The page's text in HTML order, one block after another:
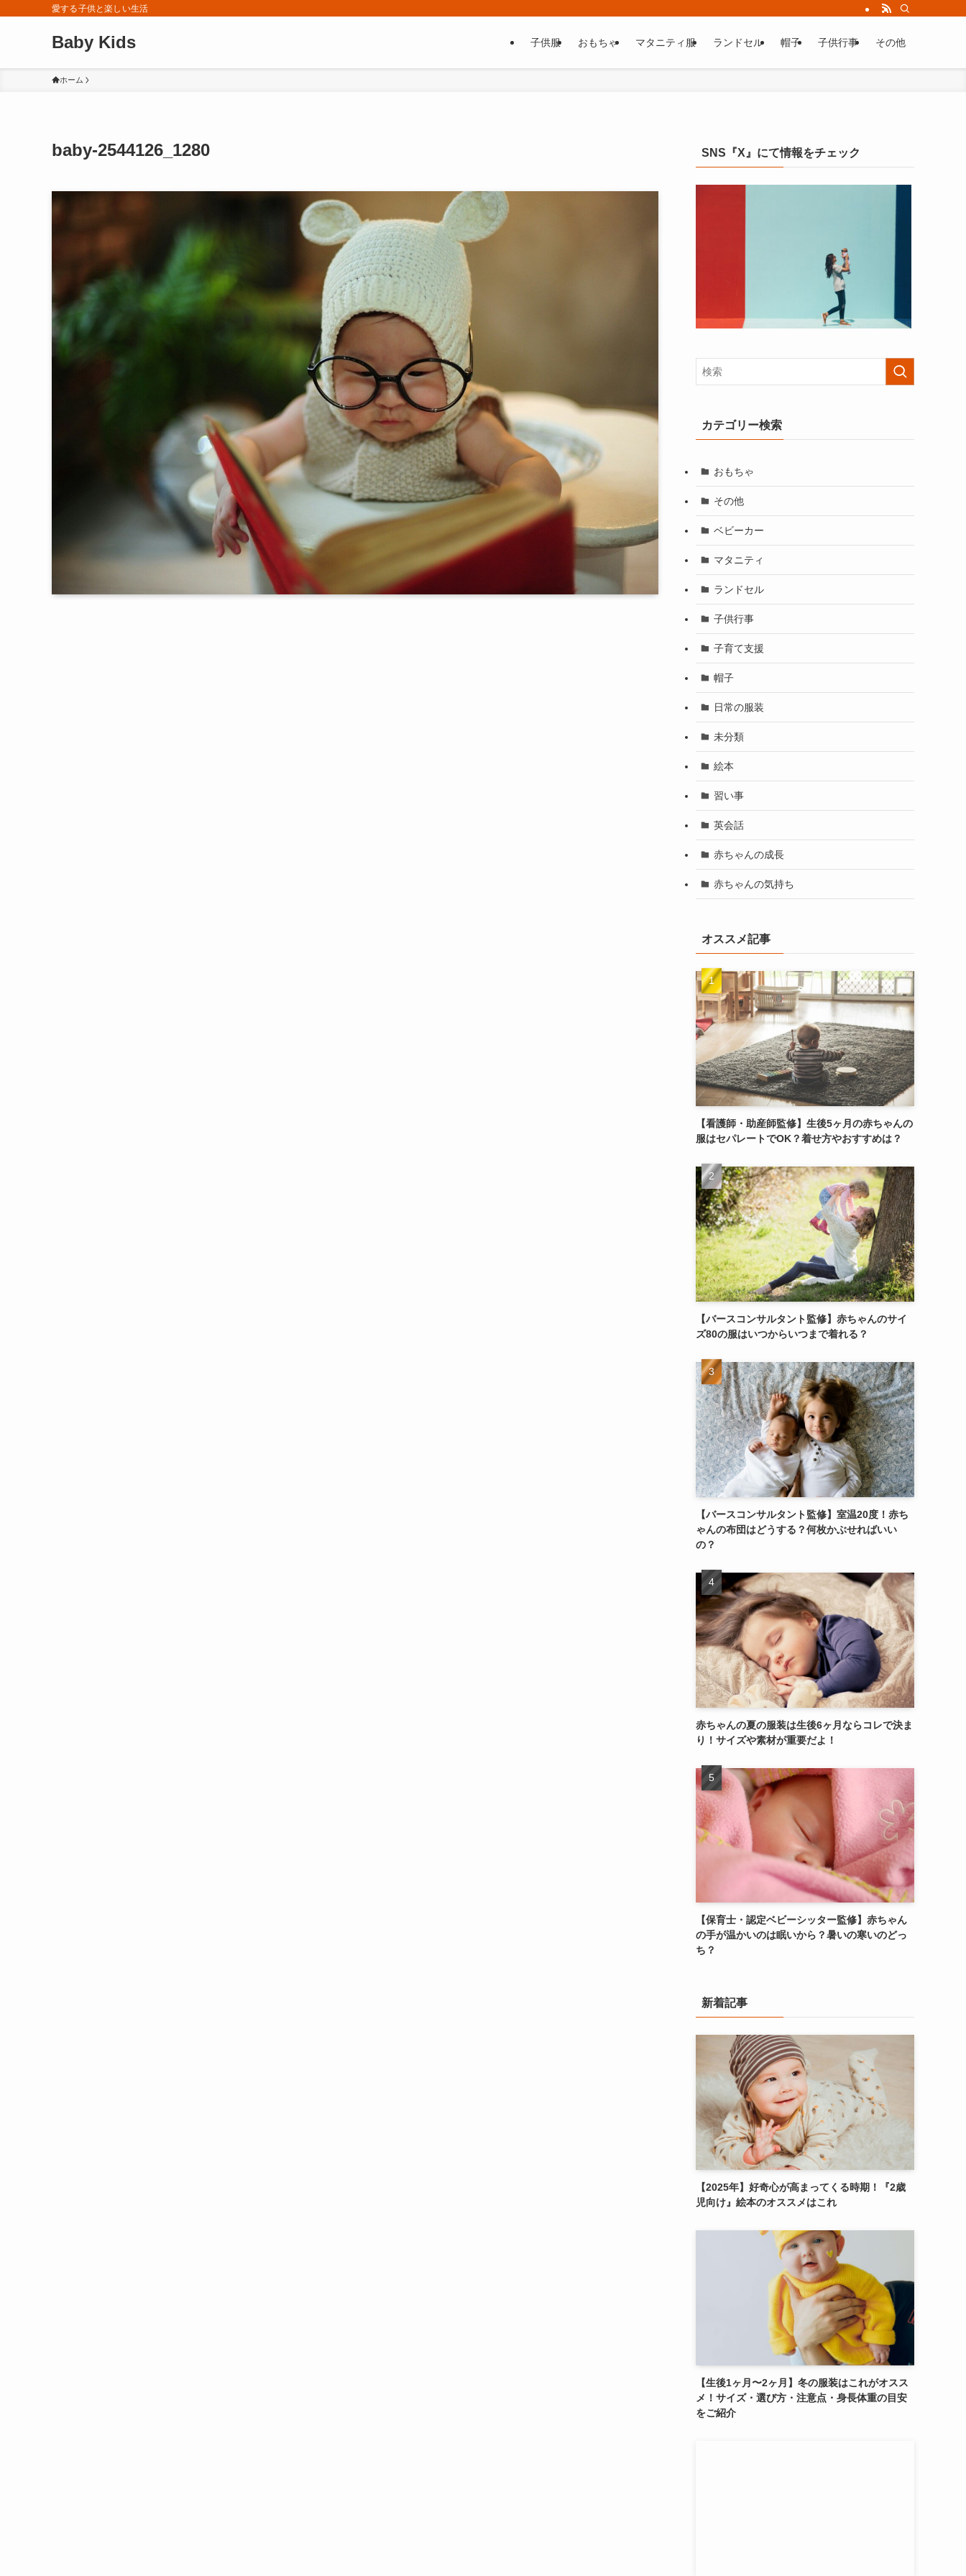
愛する子供と楽しい生活
Baby Kids 子供服 おもちゃ マタニティ服 ランドセル 帽子 子供行事 その他
ホーム
baby-2544126_1280 SNS『X』にて情報をチェック
カテゴリー検索
おもちゃ
その他
ベビーカー
マタニティ
ランドセル
子供行事
子育て支援
帽子
日常の服装
未分類
絵本
習い事
英会話
赤ちゃんの成長
赤ちゃんの気持ち
オススメ記事
【看護師・助産師監修】生後5ヶ月の赤ちゃんの
服はセパレートでOK？着せ方やおすすめは？
【バースコンサルタント監修】赤ちゃんのサイ
ズ80の服はいつからいつまで着れる？
【バースコンサルタント監修】室温20度！赤ち
ゃんの布団はどうする？何枚かぶせればいい
の？
赤ちゃんの夏の服装は生後6ヶ月ならコレで決ま
り！サイズや素材が重要だよ！
【保育士・認定ベビーシッター監修】赤ちゃん
の手が温かいのは眠いから？暑いの寒いのどっ
ち？
新着記事
【2025年】好奇心が高まってくる時期！『2歳
児向け』絵本のオススメはこれ
【生後1ヶ月〜2ヶ月】冬の服装はこれがオスス
メ！サイズ・選び方・注意点・身長体重の目安
をご紹介